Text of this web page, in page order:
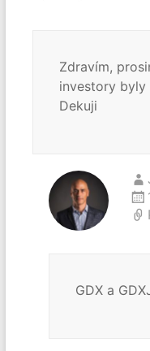
Zdravím,
investory byly
Dekuji
GDX a